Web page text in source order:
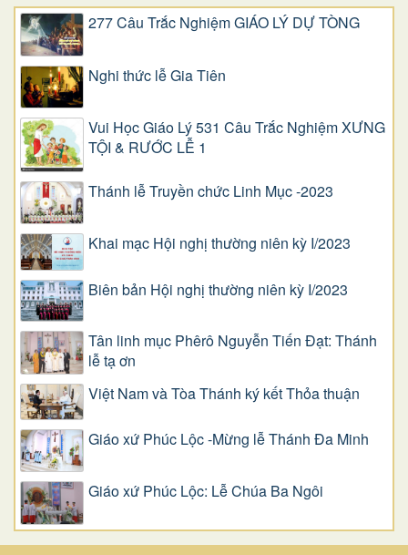
277 Câu Trắc Nghiệm GIÁO LÝ DỰ TÒNG
Nghi thức lễ Gia Tiên
Vui Học Giáo Lý 531 Câu Trắc Nghiệm XƯNG
TỘI & RƯỚC LỄ 1
Thánh lễ Truyền chức Linh Mục -2023
Khai mạc Hội nghị thường niên kỳ I/2023
Biên bản Hội nghị thường niên kỳ I/2023
Tân linh mục Phêrô Nguyễn Tiến Đạt: Thánh
lễ tạ ơn
Việt Nam và Tòa Thánh ký kết Thỏa thuận
Giáo xứ Phúc Lộc -Mừng lễ Thánh Đa Minh
Giáo xứ Phúc Lộc: Lễ Chúa Ba Ngôi